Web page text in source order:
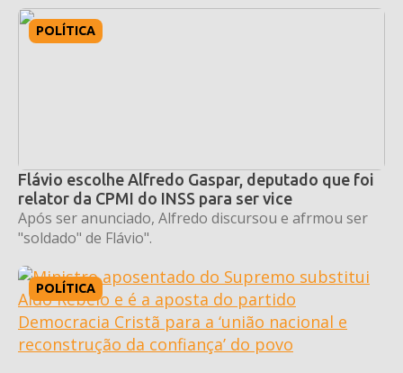
POLÍTICA
Flávio escolhe Alfredo Gaspar, deputado que foi
relator da CPMI do INSS para ser vice
Após ser anunciado, Alfredo discursou e afrmou ser
"soldado" de Flávio".
POLÍTICA